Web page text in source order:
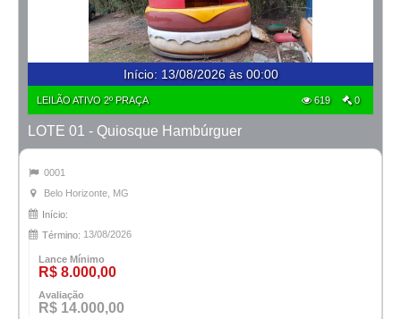
Início: 13/08/2026 às 00:00
LEILÃO ATIVO 2º PRAÇA 619 0
LOTE 01 - Quiosque Hambúrguer
0001
Belo Horizonte, MG
Início:
Término: 13/08/2026
Lance Mínimo
R$ 8.000,00
Avaliação
R$ 14.000,00